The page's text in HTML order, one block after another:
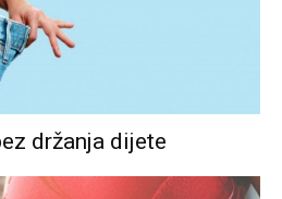
držanja dijete